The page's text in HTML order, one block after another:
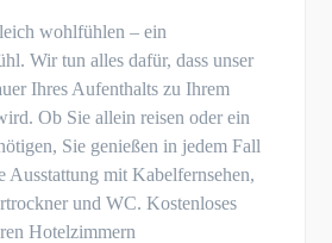
wohlfühlen – ein
Wir tun alles dafür, dass unser
Ihres Aufenthalts zu Ihrem
Ob Sie allein reisen oder ein
Sie genießen in jedem Fall
Ausstattung mit Kabelfernsehen,
und WC. Kostenloses
Hotelzimmern